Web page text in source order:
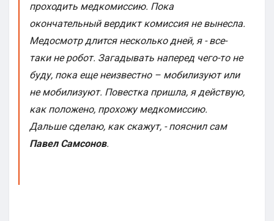
проходить медкомиссию. Пока
окончательный вердикт комиссия не вынесла.
Медосмотр длится несколько дней, я - все-
таки не робот. Загадывать наперед чего-то не
буду, пока еще неизвестно – мобилизуют или
не мобилизуют. Повестка пришла, я действую,
как положено, прохожу медкомиссию.
Дальше сделаю, как скажут, - пояснил сам
Павел Самсонов.